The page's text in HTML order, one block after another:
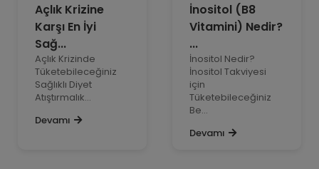
Açlık Krizine
Karşı En İyi
Sağ...
Açlık Krizinde
Tüketebileceğiniz
Sağlıklı Diyet
Atıştırmalık...
Devamı
İnositol (B8
Vitamini) Nedir?
...
İnositol Nedir?
İnositol Takviyesi
için
Tüketebileceğiniz
Be...
Devamı